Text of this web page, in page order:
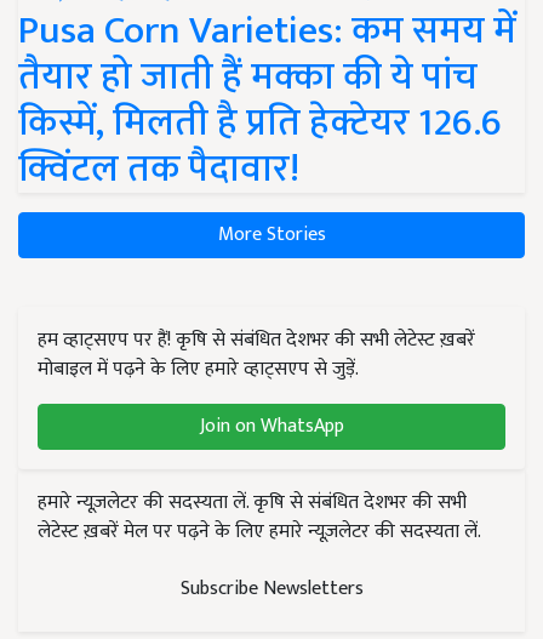
Pusa Corn Varieties: कम समय में
तैयार हो जाती हैं मक्का की ये पांच
किस्में, मिलती है प्रति हेक्टेयर 126.6
क्विंटल तक पैदावार!
More Stories
हम व्हाट्सएप पर हैं! कृषि से संबंधित देशभर की सभी लेटेस्ट ख़बरें
मोबाइल में पढ़ने के लिए हमारे व्हाट्सएप से जुड़ें.
Join on WhatsApp
हमारे न्यूज़लेटर की सदस्यता लें. कृषि से संबंधित देशभर की सभी
लेटेस्ट ख़बरें मेल पर पढ़ने के लिए हमारे न्यूज़लेटर की सदस्यता लें.
Subscribe Newsletters